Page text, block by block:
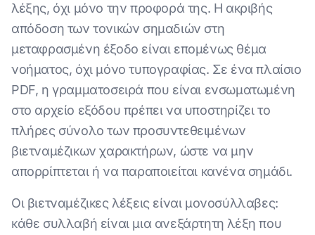
λέξης, όχι μόνο την προφορά της. Η ακριβής
απόδοση των τονικών σημαδιών στη
μεταφρασμένη έξοδο είναι επομένως θέμα
νοήματος, όχι μόνο τυπογραφίας. Σε ένα πλαίσιο
PDF, η γραμματοσειρά που είναι ενσωματωμένη
στο αρχείο εξόδου πρέπει να υποστηρίζει το
πλήρες σύνολο των προσυντεθειμένων
βιετναμέζικων χαρακτήρων, ώστε να μην
απορρίπτεται ή να παραποιείται κανένα σημάδι.
Οι βιετναμέζικες λέξεις είναι μονοσύλλαβες:
κάθε συλλαβή είναι μια ανεξάρτητη λέξη που